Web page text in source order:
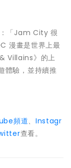
「Jam City 很
漫畫是世界上最
Villains》的上
體驗，並持續推
頻道、 Instagr
查看。